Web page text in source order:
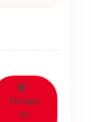
Partager
sur